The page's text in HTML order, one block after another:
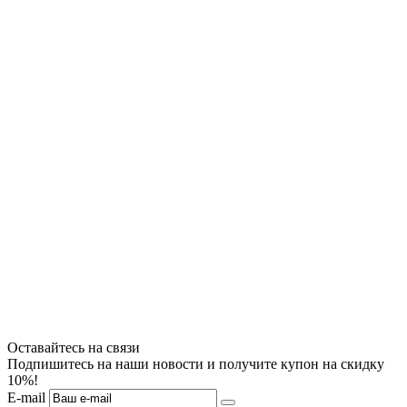
Оставайтесь на связи
Подпишитесь на наши новости и получите купон на скидку
10%!
E-mail